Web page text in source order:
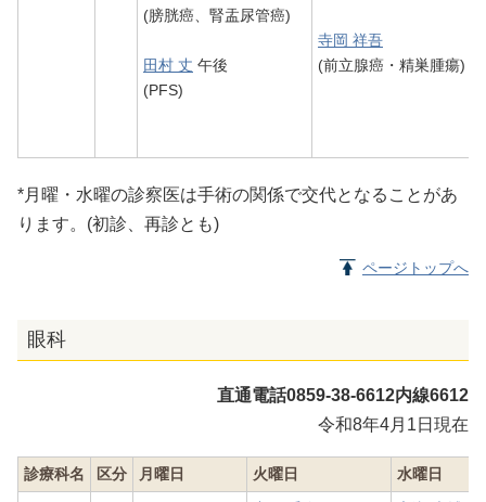
(膀胱癌、腎盂尿管癌)
田村 丈 午後
(PFS)
寺岡 祥吾
(前立腺癌・精巣腫瘍)
*月曜・水曜の診察医は手術の関係で交代となることがあ
ります。(初診、再診とも)
ページトップへ
眼科
直通電話0859-38-6612内線6612
令和8年4月1日現在
診療科名 区分 月曜日 火曜日
水曜日